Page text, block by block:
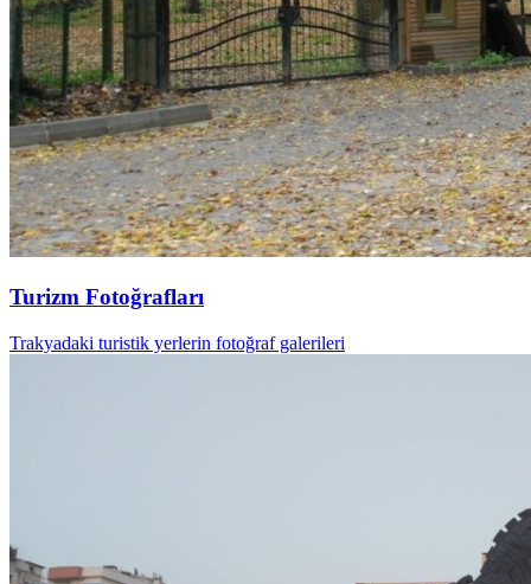
Turizm Fotoğrafları
Trakyadaki turistik yerlerin fotoğraf galerileri